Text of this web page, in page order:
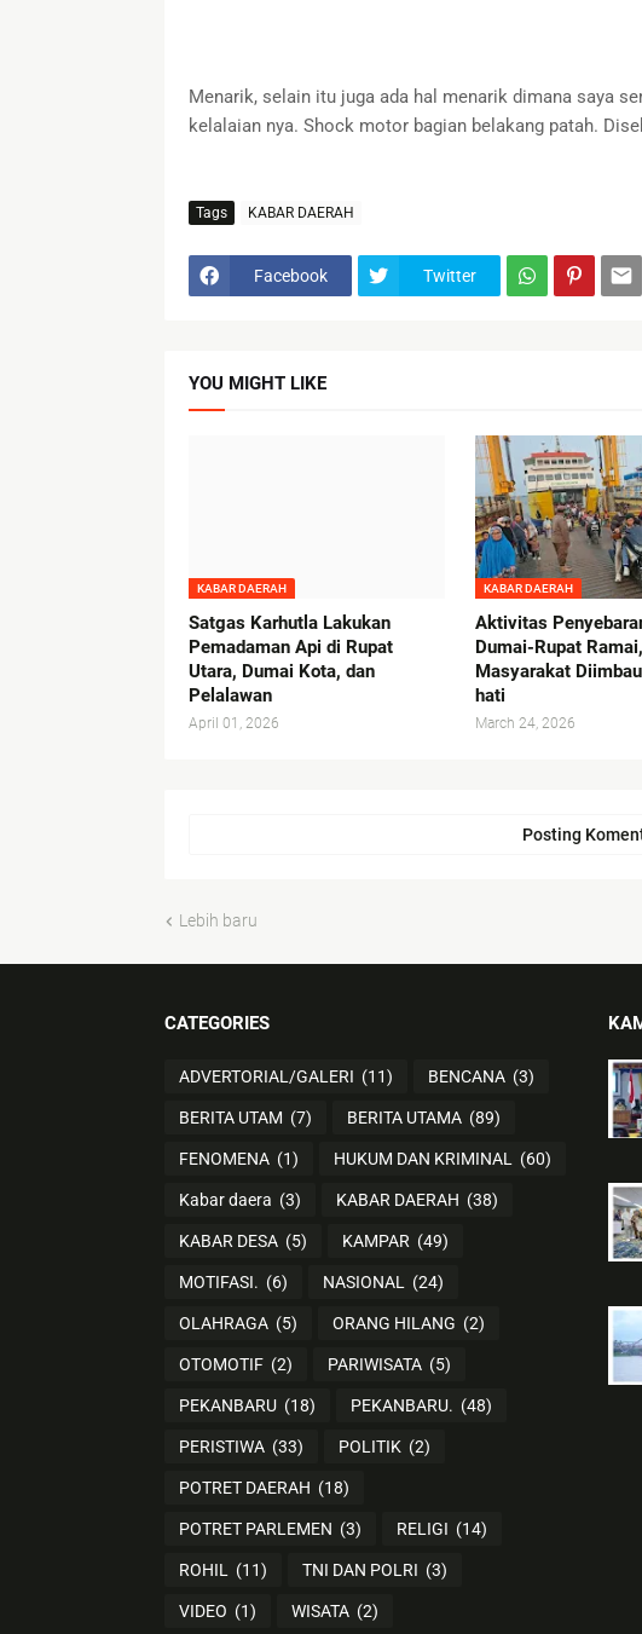
Menarik, selain itu juga ada hal menarik dimana saya
kelalaian nya. Shock motor bagian belakang patah.
Tags KABAR DAERAH
Facebook Twitter
YOU MIGHT LIKE
KABAR DAERAH
Satgas Karhutla Lakukan
Pemadaman Api di Rupat
Utara, Dumai Kota, dan
Pelalawan
April 01, 2026
KABAR DAERAH
Aktivitas
Dumai-Rupat Ramai,
Masyarakat
hati
March 24, 2026
Posting
Lebih baru
CATEGORIES
ADVERTORIAL/GALERI (11) BENCANA (3)
BERITA UTAM (7) BERITA UTAMA (89)
FENOMENA (1) HUKUM DAN KRIMINAL (60)
Kabar daera (3) KABAR DAERAH (38)
KABAR DESA (5) KAMPAR (49)
MOTIFASI. (6) NASIONAL (24)
OLAHRAGA (5) ORANG HILANG (2)
OTOMOTIF (2) PARIWISATA (5)
PEKANBARU (18) PEKANBARU. (48)
PERISTIWA (33) POLITIK (2)
POTRET DAERAH (18)
POTRET PARLEMEN (3) RELIGI (14)
ROHIL (11) TNI DAN POLRI (3)
VIDEO (1) WISATA (2)